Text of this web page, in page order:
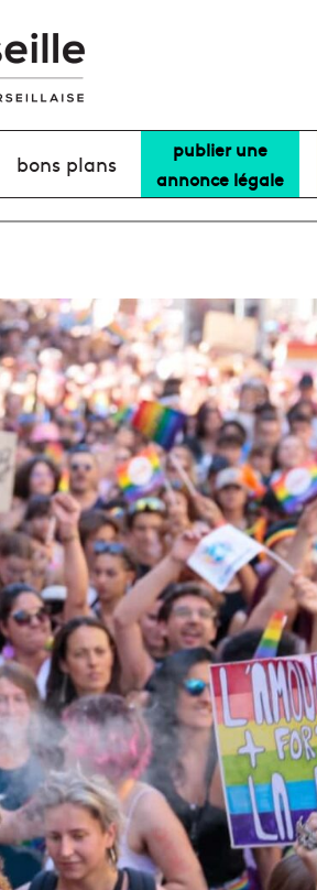
bons plans
publier une
annonce légale